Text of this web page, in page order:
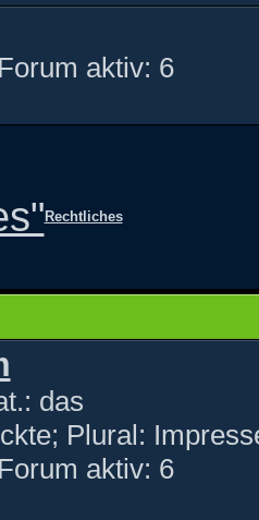
aktiv: 6
Rechtliches
das
Plural:
aktiv: 6